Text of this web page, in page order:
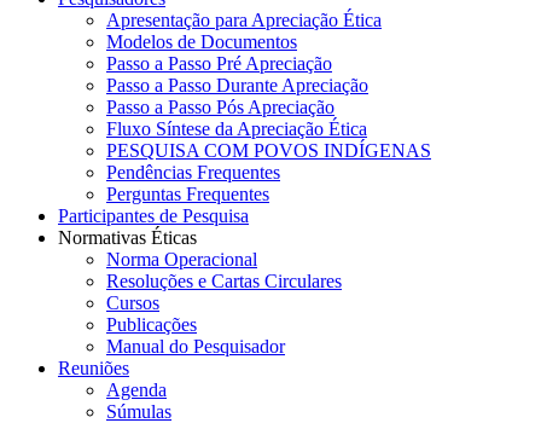
Apresentação para Apreciação Ética
Modelos de Documentos
Passo a Passo Pré Apreciação
Passo a Passo Durante Apreciação
Passo a Passo Pós Apreciação
Fluxo Síntese da Apreciação Ética
PESQUISA COM POVOS INDÍGENAS
Pendências Frequentes
Perguntas Frequentes
Participantes de Pesquisa
Normativas Éticas
Norma Operacional
Resoluções e Cartas Circulares
Cursos
Publicações
Manual do Pesquisador
Reuniões
Agenda
Súmulas